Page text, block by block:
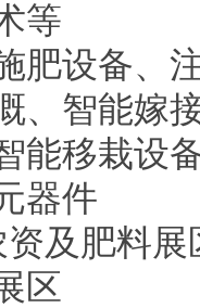
等
肥设备、
、智能嫁
能移栽设
器件
及肥料展
区